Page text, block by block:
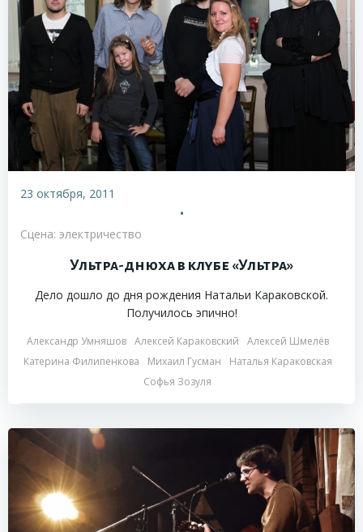
23 октября, 2011
•
Сцена: электричество
Ультра-днюха в клубе «Ультра»
Дело дошло до дня рождения Натальи Караковской.
Получилось эпично!
Александр Умняшов Алексей Караковский
Алексей Шмелёв
Катерина Филипенкова
Михаил Гусман
Наталья Караковская
Софья Зозуля